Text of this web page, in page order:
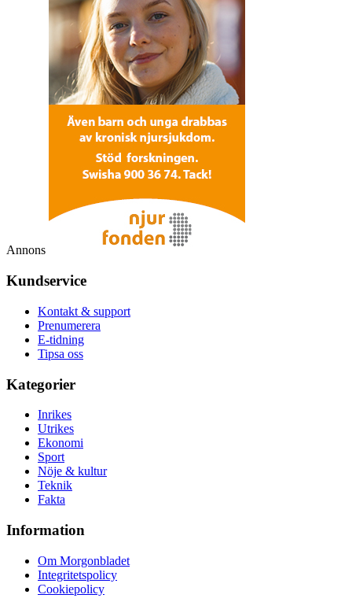
Annons
Kundservice
Kontakt & support
Prenumerera
E-tidning
Tipsa oss
Kategorier
Inrikes
Utrikes
Ekonomi
Sport
Nöje & kultur
Teknik
Fakta
Information
Om Morgonbladet
Integritetspolicy
Cookiepolicy